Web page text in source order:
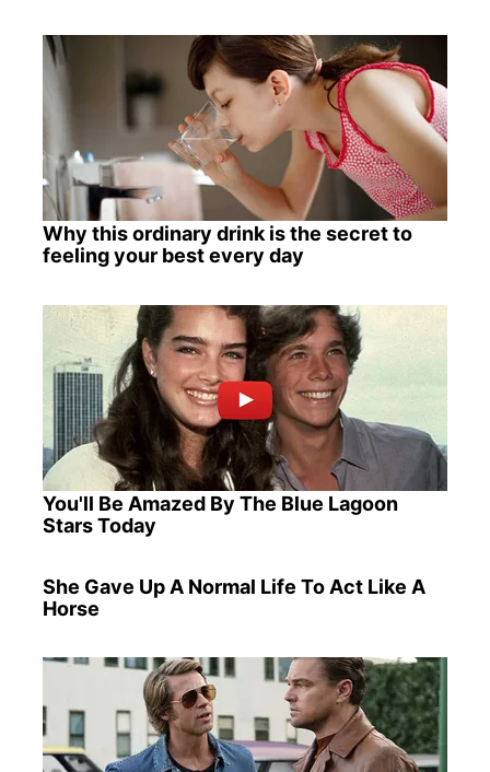
Why this ordinary drink is the secret to
feeling your best every day
You'll Be Amazed By The Blue Lagoon
Stars Today
She Gave Up A Normal Life To Act Like A
Horse